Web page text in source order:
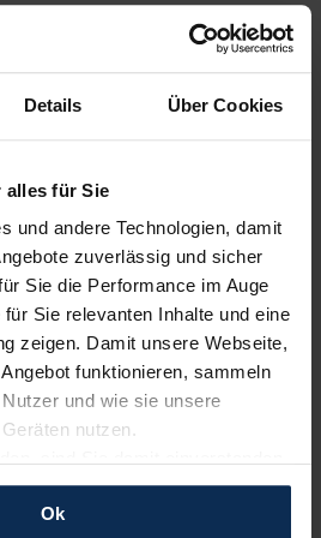
Details Über Cookies
alles für Sie
und andere Technologien, damit
zuverlässig und sicher
Sie die Performance im Auge
Sie relevanten Inhalte und eine
zeigen. Damit unsere Webseite,
funktionieren, sammeln
und wie sie unsere
nutzen.
für unseren Service zu
an Dritte weiterzugeben,
Ok
Volkswagen